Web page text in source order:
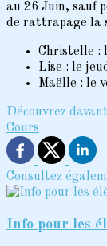
au 26 Juin, sauf
de rattrapage la
Christelle :
Lise : le
Maëlle : le
Découvrez
Cours
Consultez
Info pour les